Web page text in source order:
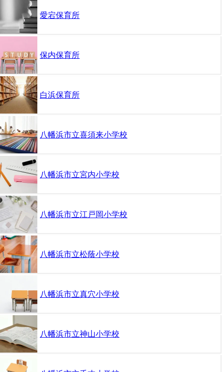
愛宕保育所
保内保育所
白浜保育所
八幡浜市立喜須来小学校
八幡浜市立宮内小学校
八幡浜市立江戸岡小学校
八幡浜市立松蔭小学校
八幡浜市立真穴小学校
八幡浜市立神山小学校